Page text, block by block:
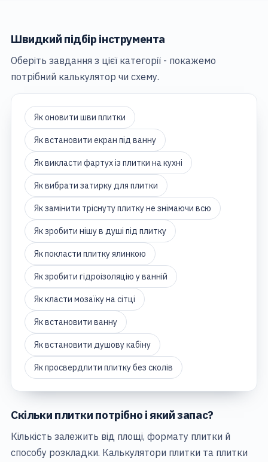
Швидкий підбір інструмента
Оберіть завдання з цієї категорії - покажемо
потрібний калькулятор чи схему.
Як оновити шви плитки
Як встановити екран під ванну
Як викласти фартух із плитки на кухні
Як вибрати затирку для плитки
Як замінити тріснуту плитку не знімаючи всю
Як зробити нішу в душі під плитку
Як покласти плитку ялинкою
Як зробити гідроізоляцію у ванній
Як класти мозаїку на сітці
Як встановити ванну
Як встановити душову кабіну
Як просвердлити плитку без сколів
Скільки плитки потрібно і який запас?
Кількість залежить від площі, формату плитки й
способу розкладки. Калькулятори плитки та плитки